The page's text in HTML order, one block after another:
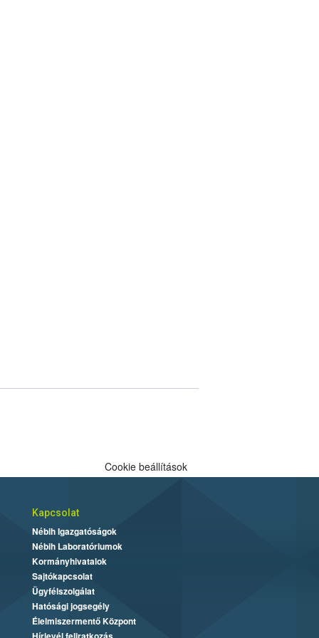
Cookie beállítások
Kapcsolat
Nébih Igazgatóságok
Nébih Laboratóriumok
Kormányhivatalok
Sajtókapcsolat
Ügyfélszolgálat
Hatósági jogsegély
Élelmiszermentő Központ